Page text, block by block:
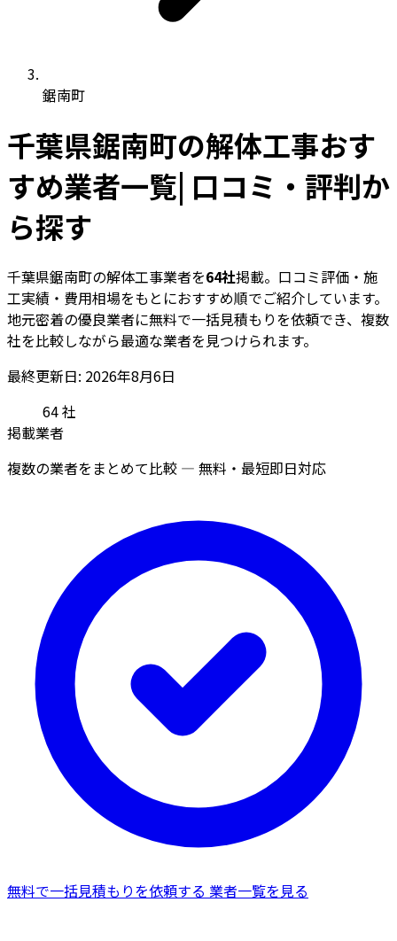
鋸南町
千葉県鋸南町の解体工事おす
すめ業者一覧| 口コミ・評判か
ら探す
千葉県鋸南町の解体工事業者を64社掲載。口コミ評価・施
工実績・費用相場をもとにおすすめ順でご紹介しています。
地元密着の優良業者に無料で一括見積もりを依頼でき、複数
社を比較しながら最適な業者を見つけられます。
最終更新日: 2026年8月6日
64社
掲載業者
複数の業者をまとめて比較 — 無料・最短即日対応
無料で一括見積もりを依頼する 業者一覧を見る